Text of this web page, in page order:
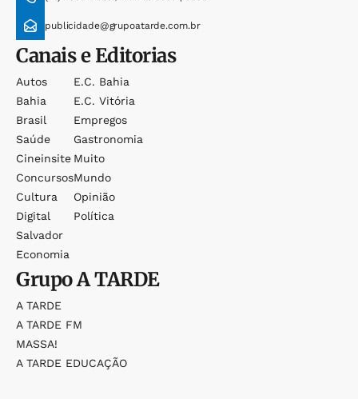
publicidade@grupoatarde.com.br
Canais e Editorias
Autos
Bahia
Brasil
Saúde
Cineinsite
Concursos
Cultura
Digital
Salvador
Economia
E.c. Bahia
E.c. Vitória
Empregos
Gastronomia
Muito
Mundo
Opinião
Política
GrupoA TARDE
A TARDE
A TARDE FM
MASSA!
A TARDE EDUCAÇÃO